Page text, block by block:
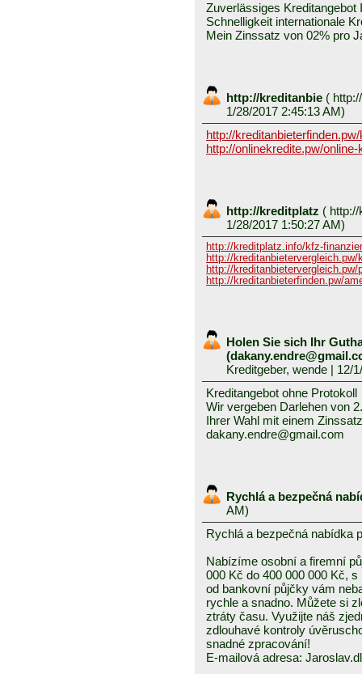
Zuverlässiges
Schnelligkeit internationale
Mein Zinssatz von 02% pro
http://kreditanbie (
1/28/2017 2:45:13 AM)
http://
http://onlinekredite.pw/
http://kreditplatz (
1/28/2017 1:50:27 AM)
http://kreditplatz.info/kfz-
http://
http://
http://kreditanbieterfinden.pw/
Holen Sie sich Ihr
Kreditgeber, wende | 12/
Kreditangebot ohne Protokoll
Wir vergeben Darlehen von
Ihrer Wahl mit einem
dakany.endre@gmail.com
Rychlá a bezpečná
AM)
Rychlá a bezpečná nabídka
Nabízíme osobní a firemní
000 Kč do 400 000 000 Kč,
od bankovní půjčky vám
rychle a snadno. Můžete si
ztráty času. Využijte náš
zdlouhavé kontroly
snadné zpracování!
E-mailová adresa: